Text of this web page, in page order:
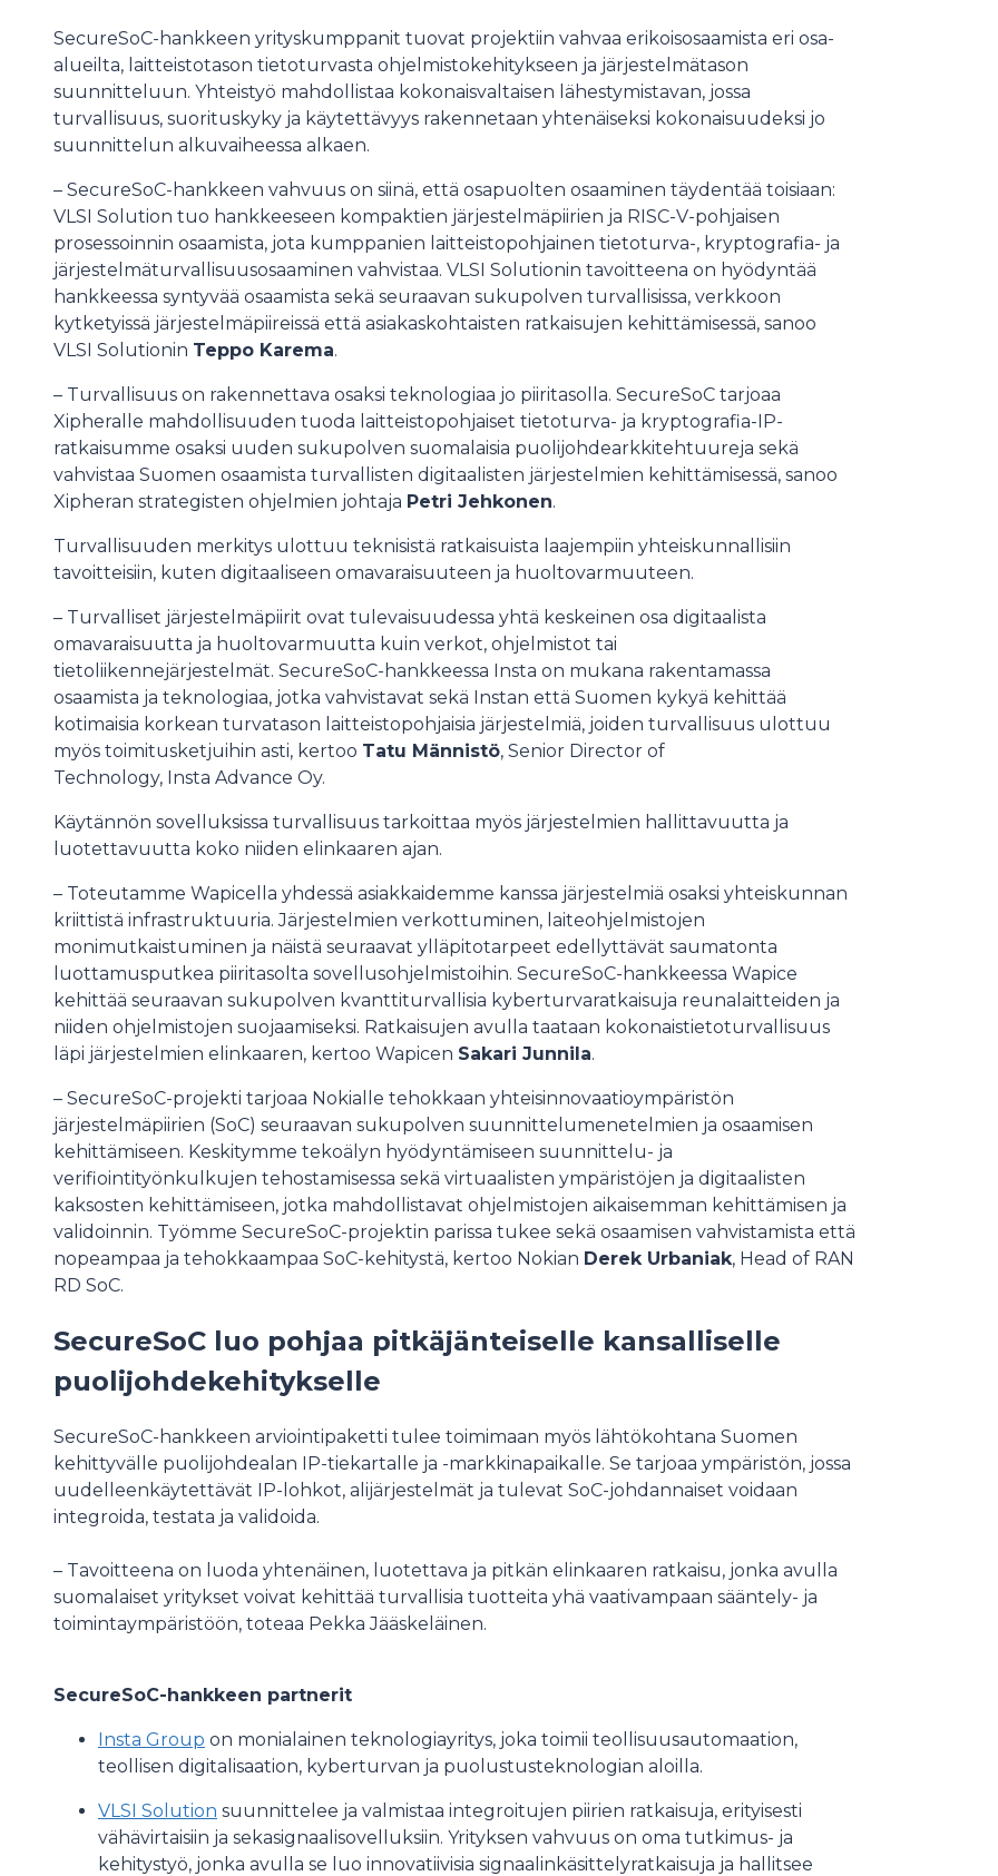
SecureSoC-hankkeen yrityskumppanit tuovat projektiin vahvaa erikoisosaamista eri osa-
alueilta, laitteistotason tietoturvasta ohjelmistokehitykseen ja järjestelmätason
suunnitteluun. Yhteistyö mahdollistaa kokonaisvaltaisen lähestymistavan, jossa
turvallisuus, suorituskyky ja käytettävyys rakennetaan yhtenäiseksi kokonaisuudeksi jo
suunnittelun alkuvaiheessa alkaen.
– SecureSoC-hankkeen vahvuus on siinä, että osapuolten osaaminen täydentää toisiaan:
VLSI Solution tuo hankkeeseen kompaktien järjestelmäpiirien ja RISC-V-pohjaisen
prosessoinnin osaamista, jota kumppanien laitteistopohjainen tietoturva-, kryptografia- ja
järjestelmäturvallisuusosaaminen vahvistaa. VLSI Solutionin tavoitteena on hyödyntää
hankkeessa syntyvää osaamista sekä seuraavan sukupolven turvallisissa, verkkoon
kytketyissä järjestelmäpiireissä että asiakaskohtaisten ratkaisujen kehittämisessä, sanoo
VLSI Solutionin Teppo Karema.
– Turvallisuus on rakennettava osaksi teknologiaa jo piiritasolla. SecureSoC tarjoaa
Xipheralle mahdollisuuden tuoda laitteistopohjaiset tietoturva- ja kryptografia-IP-
ratkaisumme osaksi uuden sukupolven suomalaisia puolijohdearkkitehtuureja sekä
vahvistaa Suomen osaamista turvallisten digitaalisten järjestelmien kehittämisessä, sanoo
Xipheran strategisten ohjelmien johtaja Petri Jehkonen.
Turvallisuuden merkitys ulottuu teknisistä ratkaisuista laajempiin yhteiskunnallisiin
tavoitteisiin, kuten digitaaliseen omavaraisuuteen ja huoltovarmuuteen.
– Turvalliset järjestelmäpiirit ovat tulevaisuudessa yhtä keskeinen osa digitaalista
omavaraisuutta ja huoltovarmuutta kuin verkot, ohjelmistot tai
tietoliikennejärjestelmät. SecureSoC-hankkeessa Insta on mukana rakentamassa
osaamista ja teknologiaa, jotka vahvistavat sekä Instan että Suomen kykyä kehittää
kotimaisia korkean turvatason laitteistopohjaisia järjestelmiä, joiden turvallisuus ulottuu
myös toimitusketjuihin asti, kertoo Tatu Männistö, Senior Director of
Technology, Insta Advance Oy.
Käytännön sovelluksissa turvallisuus tarkoittaa myös järjestelmien hallittavuutta ja
luotettavuutta koko niiden elinkaaren ajan.
– Toteutamme Wapicella yhdessä asiakkaidemme kanssa järjestelmiä osaksi yhteiskunnan
kriittistä infrastruktuuria. Järjestelmien verkottuminen, laiteohjelmistojen
monimutkaistuminen ja näistä seuraavat ylläpitotarpeet edellyttävät saumatonta
luottamusputkea piiritasolta sovellusohjelmistoihin. SecureSoC-hankkeessa Wapice
kehittää seuraavan sukupolven kvanttiturvallisia kyberturvaratkaisuja reunalaitteiden ja
niiden ohjelmistojen suojaamiseksi. Ratkaisujen avulla taataan kokonaistietoturvallisuus
läpi järjestelmien elinkaaren, kertoo Wapicen Sakari Junnila.
– SecureSoC-projekti tarjoaa Nokialle tehokkaan yhteisinnovaatioympäristön
järjestelmäpiirien (SoC) seuraavan sukupolven suunnittelumenetelmien ja osaamisen
kehittämiseen. Keskitymme tekoälyn hyödyntämiseen suunnittelu- ja
verifiointityönkulkujen tehostamisessa sekä virtuaalisten ympäristöjen ja digitaalisten
kaksosten kehittämiseen, jotka mahdollistavat ohjelmistojen aikaisemman kehittämisen ja
validoinnin. Työmme SecureSoC-projektin parissa tukee sekä osaamisen vahvistamista että
nopeampaa ja tehokkaampaa SoC-kehitystä, kertoo Nokian Derek Urbaniak, Head of RAN
RD SoC.
SecureSoC luo pohjaa pitkäjänteiselle kansalliselle
puolijohdekehitykselle
SecureSoC-hankkeen arviointipaketti tulee toimimaan myös lähtökohtana Suomen
kehittyvälle puolijohdealan IP-tiekartalle ja -markkinapaikalle. Se tarjoaa ympäristön, jossa
uudelleenkäytettävät IP-lohkot, alijärjestelmät ja tulevat SoC-johdannaiset voidaan
integroida, testata ja validoida.
– Tavoitteena on luoda yhtenäinen, luotettava ja pitkän elinkaaren ratkaisu, jonka avulla
suomalaiset yritykset voivat kehittää turvallisia tuotteita yhä vaativampaan sääntely- ja
toimintaympäristöön, toteaa Pekka Jääskeläinen.
SecureSoC-hankkeen partnerit
Insta Group on monialainen teknologiayritys, joka toimii teollisuusautomaation,
teollisen digitalisaation, kyberturvan ja puolustusteknologian aloilla.
VLSI Solution suunnittelee ja valmistaa integroitujen piirien ratkaisuja, erityisesti
vähävirtaisiin ja sekasignaalisovelluksiin. Yrityksen vahvuus on oma tutkimus- ja
kehitystyö, jonka avulla se luo innovatiivisia signaalinkäsittelyratkaisuja ja hallitsee